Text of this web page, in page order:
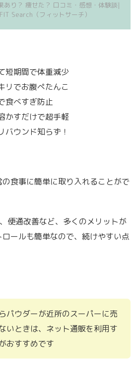
あり？ 痩せた？ 口コミ・感想・体験談|
Search（フィットサーチ）
短期間で体重減少
リでお腹ぺたんこ
食べすぎ防止
かすだけで超手軽
バウンド知らず！
食事に簡単に取り入れることがで
便通改善など、多くのメリットが
ールも簡単なので、続けやすい点
パウダーが近所のスーパーに売
いときは、ネット通販を利用す
おすすめです